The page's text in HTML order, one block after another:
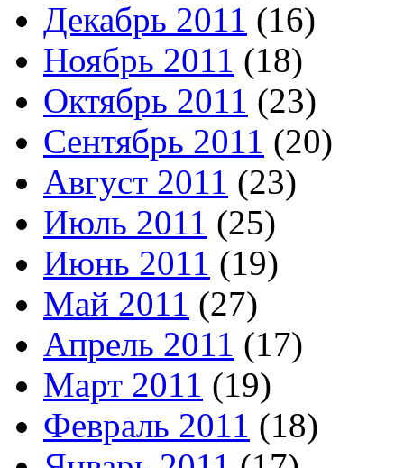
Декабрь 2011 (16)
Ноябрь 2011 (18)
Октябрь 2011 (23)
Сентябрь 2011 (20)
Август 2011 (23)
Июль 2011 (25)
Июнь 2011 (19)
Май 2011 (27)
Апрель 2011 (17)
Март 2011 (19)
Февраль 2011 (18)